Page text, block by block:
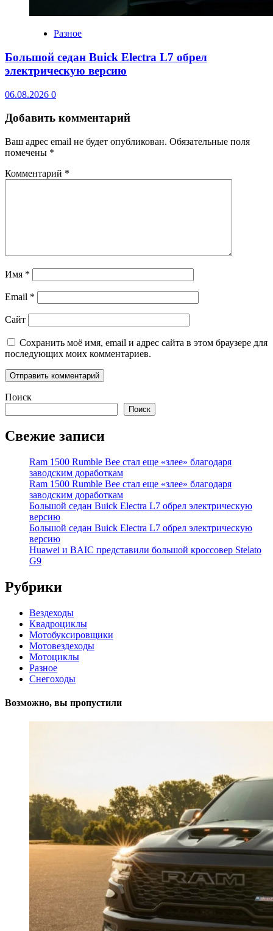
Разное
Большой седан Buick Electra L7 обрел
электрическую версию
06.08.2026 0
Добавить комментарий
Ваш адрес email не будет опубликован. Обязательные поля
помечены *
Комментарий *
Имя *
Email *
Сайт
Сохранить моё имя, email и адрес сайта в этом браузере для
последующих моих комментариев.
Поиск
Поиск
Свежие записи
Ram 1500 Rumble Bee стал еще «злее» благодаря
заводским доработкам
Ram 1500 Rumble Bee стал еще «злее» благодаря
заводским доработкам
Большой седан Buick Electra L7 обрел электрическую
версию
Большой седан Buick Electra L7 обрел электрическую
версию
Huawei и BAIC представили большой кроссовер Stelato
G9
Рубрики
Вездеходы
Квадроциклы
Мотобуксировщики
Мотовездеходы
Мотоциклы
Разное
Снегоходы
Возможно, вы пропустили